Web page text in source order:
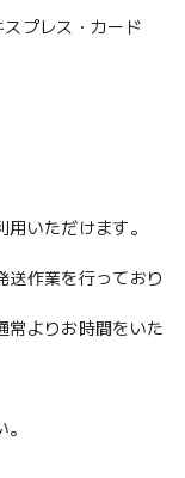
プレス・カード
いただけます。
送作業を行っており
常よりお時間をいた